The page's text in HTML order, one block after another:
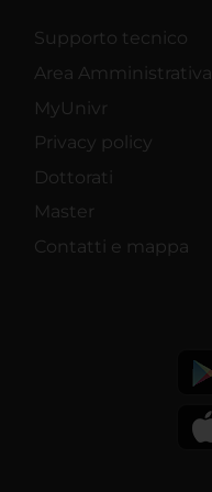
Supporto tecnico
Area Amministrativa
MyUnivr
Privacy policy
Dottorati
Master
Contatti e mappa